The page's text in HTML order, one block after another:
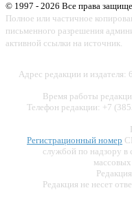
© 1997 - 2026 Все права
Полное или частичное
письменного разрешения
активной ссылки на источник.
Адрес редакции и издателя:
Время работы
Телефон редакции: +7
Регистрационный номер
службой по надзору в
Редакция не несет